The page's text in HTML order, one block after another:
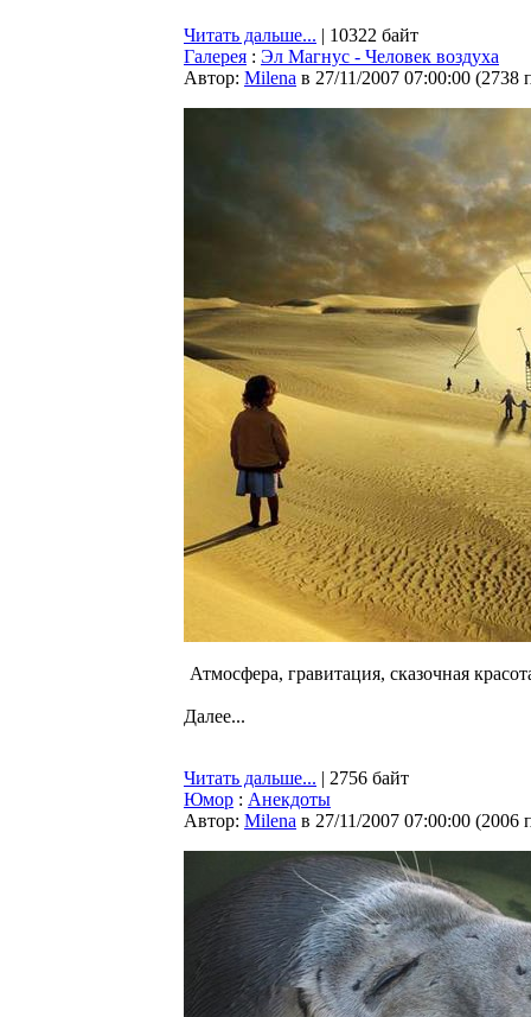
Читать дальше... | 10322 байт
Галерея : Эл Магнус - Человек воздуха
Автор: Milena в 27/11/2007 07:00:00 (2738
Атмосфера, гравитация, сказочная
Далее...
Читать дальше... | 2756 байт
Юмор : Анекдоты
Автор: Milena в 27/11/2007 07:00:00 (2006